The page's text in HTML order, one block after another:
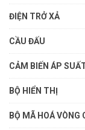
ĐIỆN TRỞ XẢ
CẦU ĐẤU
CẢM BIẾN ÁP
BỘ HIỂN THỊ
BỘ MÃ HOÁ VÒNG